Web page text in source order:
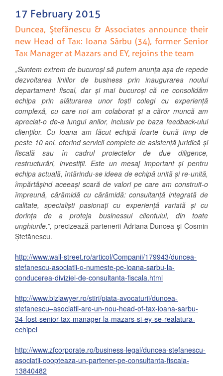
17 February 2015
Duncea, Ştefănescu & Associates announce their
new Head of Tax: Ioana Sârbu (34), former Senior
Tax Manager at Mazars and EY, rejoins the team
„Suntem extrem de bucuroși să putem anunța așa de repede
dezvoltarea liniilor de business prin inaugurarea noului
departament fiscal, dar și mai bucuroși că ne consolidăm
echipa prin alăturarea unor foști colegi cu experiență
complexă, cu care noi am colaborat și a căror muncă am
apreciat-o de-a lungul anilor, inclusiv pe baza feedback-ului
clienților. Cu Ioana am făcut echipă foarte bună timp de
peste 10 ani, oferind servicii complete de asistență juridică și
fiscală sau în cadrul proiectelor de due diligence,
restructurări, investiții. Este un mesaj important și pentru
echipa actuală, întărindu-se ideea de echipă unită și re-unită,
împărtășind aceeași scară de valori pe care am construit-o
împreună, cărămidă cu cărămidă: consultanță integrată de
calitate, specialiști pasionați cu experiență variată și cu
dorința de a proteja businessul clientului, din toate
unghiurile.”, precizează partenerii Adriana Duncea şi Cosmin
Ştefănescu.
http://www.wall-street.ro/articol/Companii/179943/duncea-
stefanescu-asociatii-o-numeste-pe-ioana-sarbu-la-
conducerea-diviziei-de-consultanta-fiscala.html
http://www.bizlawyer.ro/stiri/piata-avocaturii/duncea-
stefanescu–asociatii-are-un-nou-head-of-tax-ioana-sarbu-
34-fost-senior-tax-manager-la-mazars-si-ey-se-realatura-
echipei
http://www.zfcorporate.ro/business-legal/duncea-stefanescu-
asociatii-coopteaza-un-partener-pe-consultanta-fiscala-
13840482